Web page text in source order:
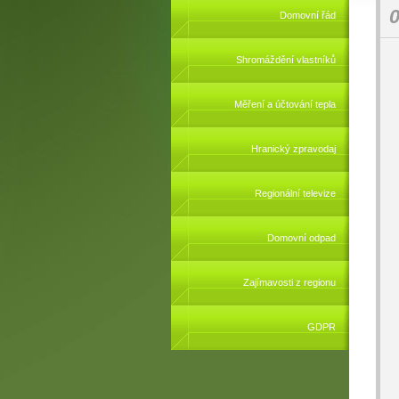
Domovní řád
Shromáždění vlastníků
Měření a účtování tepla
Hranický zpravodaj
Regionální televize
Domovní odpad
Zajímavosti z regionu
GDPR